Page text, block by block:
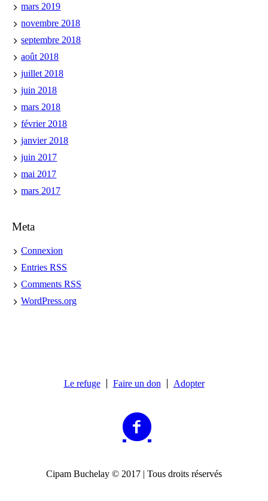
mars 2019
novembre 2018
septembre 2018
août 2018
juillet 2018
juin 2018
mars 2018
février 2018
janvier 2018
juin 2017
mai 2017
mars 2017
Meta
Connexion
EntriesRSS
CommentsRSS
WordPress.org
Le refuge Faire un don Adopter
Cipam Buchelay © 2017 | Tous droits réservés